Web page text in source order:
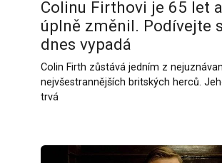
Colinu Firthovi je 65 let
úplně změnil. Podívejte
dnes vypadá
Colin Firth zůstává jedním z
nejvšestrannějších britských herců.
trvá